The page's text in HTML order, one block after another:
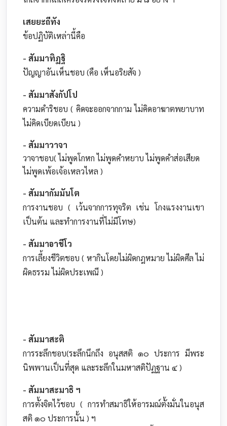
เสยยะถีทัง
ข้อปฏิบัติเหล่านี้คือ
- สัมมาทิฏฐิ
ปัญญาอันเห็นชอบ (คือ เห็นอริยสัจ )
- สัมมาสังกัปโป
ความดำริชอบ ( คิดจะออกจากกาม ไม่คิดอาฆาตพยาบาท
ไม่คิดเบียดเบียน )
- สัมมาวาจา
วาจาชอบ( ไม่พูดโกหก ไม่พูดคำหยาบ ไม่พูดคำส่อเสียด
ไม่พูดเพ้อเจ้อเหลวไหล )
- สัมมากัมมันโต
การงานชอบ ( เว้นจากการทุจริต เช่น โกงแรงงานเขา
เป็นต้น และทำการงานที่ไม่มีโทษ)
- สัมมาอาชีโว
การเลี้ยงชีวิตชอบ ( หากินโดยไม่ผิดกฎหมาย ไม่ผิดศีล ไม่
ผิดธรรม ไม่ผิดประเพณี )
- สัมมาสะติ
การระลึกชอบ(ระลึกนึกถึง อนุสสติ ๑๐ ประการ มีพระ
นิพพานเป็นที่สุด และระลึกในมหาสติปัฏฐาน ๔ )
- สัมมาสะมาธิ ฯ
การตั้งจิตไว้ชอบ ( การทำสมาธิให้อารมณ์ตั้งมั่นในอนุส
สติ ๑๐ ประการนั้น ) ฯ